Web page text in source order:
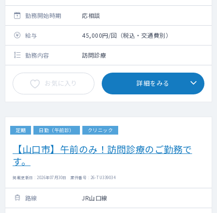
勤務開始時期 応相談
給与 45,000円/回（税込・交通費別）
勤務内容 訪問診療
お気に入り 詳細をみる
定期 日勤（午前診） クリニック
【山口市】午前のみ！訪問診療のご勤務で
す。
掲載更新日 : 2026年07月30日 案件番号 : 26-TU339034
路線 JR山口線